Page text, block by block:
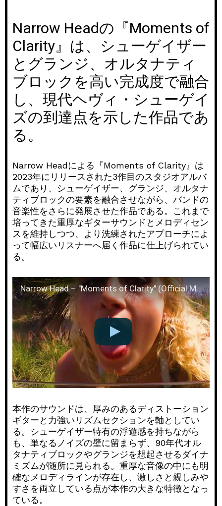
Narrow Headの『Moments of
Clarity』は、シューゲイザー
とグランジ、オルタナティ
ブロックを高い完成度で融合
し、現代ヘヴィ・シューゲイ
ズの到達点を示した作品であ
る。
Narrow Headによる『Moments of Clarity』は
2023年にリリースされた3作目のスタジオアルバ
ムであり、シューゲイザー、グランジ、オルタナ
ティブロックの要素を融合させながら、バンドの
音楽性をさらに発展させた作品である。これまで
培ってきた重厚なギターサウンドとメロディセン
スを維持しつつ、より洗練されたアプローチによ
って幅広いリスナーへ届く作品に仕上げられてい
る。
Narrow Head – "Moments of Clarity" (Official Music Video)
本作のサウンドは、厚みのあるディストーション
ギターと力強いリズムセクションを軸としてい
る。シューゲイザー特有の浮遊感を持ちながら
も、単なるノイズの壁に留まらず、90年代オル
タナティブロックやグランジを想起させるダイナ
ミズムが随所に見られる。重厚な音像の中にも明
確なメロディラインが存在し、激しさと親しみや
すさを両立している点が本作の大きな特徴となっ
ている。